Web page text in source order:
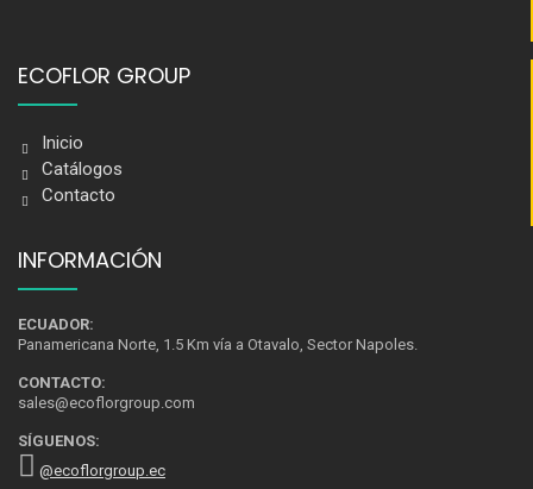
ECOFLOR GROUP
Inicio
Catálogos
Contacto
INFORMACIÓN
ECUADOR:
Panamericana Norte, 1.5 Km vía a Otavalo, Sector Napoles.
CONTACTO:
sales@ecoflorgroup.com
SÍGUENOS:
@ecoflorgroup.ec